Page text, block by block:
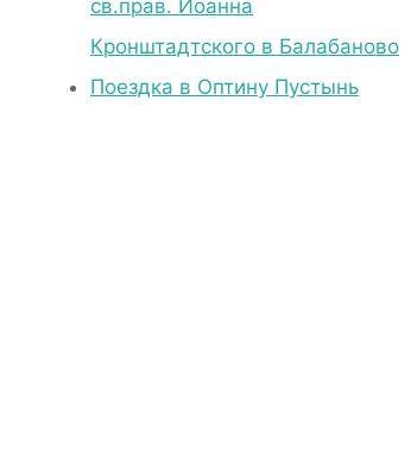
св.прав. Иоанна
Кронштадтского в Балабаново
Поездка в Оптину Пустынь